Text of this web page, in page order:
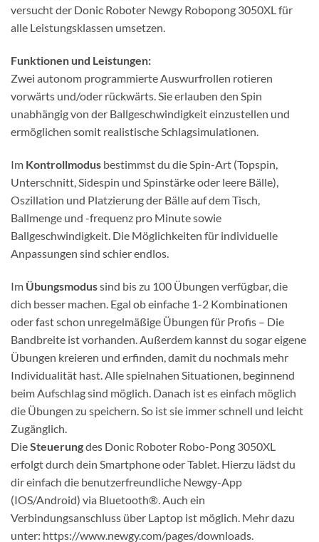
versucht der Donic Roboter Newgy Robopong 3050XL für
alle Leistungsklassen umsetzen.
Funktionen und Leistungen:
Zwei autonom programmierte Auswurfrollen rotieren
vorwärts und/oder rückwärts. Sie erlauben den Spin
unabhängig von der Ballgeschwindigkeit einzustellen und
ermöglichen somit realistische Schlagsimulationen.
Im Kontrollmodus bestimmst du die Spin-Art (Topspin,
Unterschnitt, Sidespin und Spinstärke oder leere Bälle),
Oszillation und Platzierung der Bälle auf dem Tisch,
Ballmenge und -frequenz pro Minute sowie
Ballgeschwindigkeit. Die Möglichkeiten für individuelle
Anpassungen sind schier endlos.
Im Übungsmodussind bis zu 100 Übungen verfügbar, die
dich besser machen. Egal ob einfache 1-2 Kombinationen
oder fast schon unregelmäßige Übungen für Profis – Die
Bandbreite ist vorhanden. Außerdem kannst du sogar eigene
Übungen kreieren und erfinden, damit du nochmals mehr
Individualität hast. Alle spielnahen Situationen, beginnend
beim Aufschlag sind möglich. Danach ist es einfach möglich
die Übungen zu speichern. So ist sie immer schnell und leicht
Zugänglich.
DieSteuerungdes Donic Roboter Robo-Pong 3050XL
erfolgt durch dein Smartphone oder Tablet. Hierzu lädst du
dir einfach die benutzerfreundliche Newgy-App
(IOS/Android) via Bluetooth®. Auch ein
Verbindungsanschluss über Laptop ist möglich. Mehr dazu
unter: https://www.newgy.com/pages/downloads.